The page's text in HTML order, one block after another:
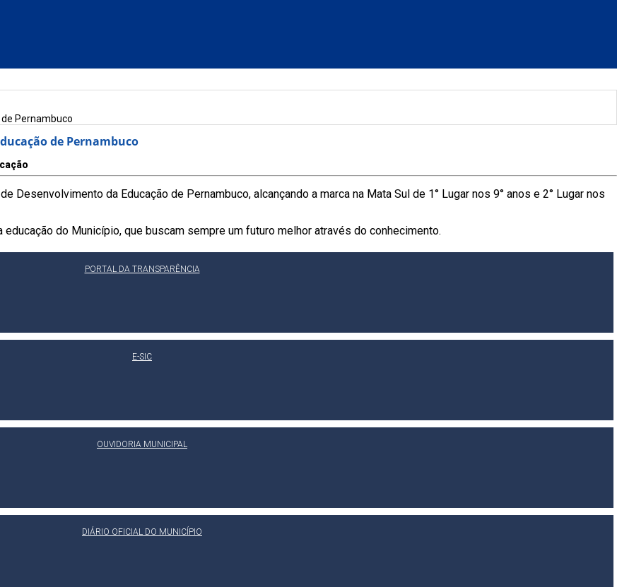
Pernambuco
de Pernambuco
da Educação de Pernambuco, alcançando a marca na Mata Sul de 1° Lugar nos 9° anos e 2° Lugar nos
do Município, que buscam sempre um futuro melhor através do conhecimento.
PORTAL DA TRANSPARÊNCIA
E-SIC
OUVIDORIA MUNICIPAL
DIÁRIO OFICIAL DO MUNICÍPIO